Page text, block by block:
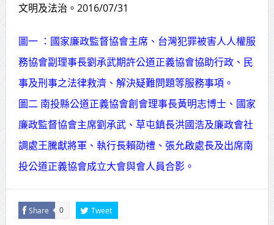
文明及法治。2016/07/31
圖一 ：國家廉政監督協會主席、台灣犯罪被害人人權服
務協會副理事長劉承武期許公道正義協會協助行政、民
事及刑事之法律救濟、解決疑難問題等服務事項。
圖二 南投縣公道正義協會創會理事長黃明志博士、國家
廉政監督協會主席劉承武、草屯鎮長洪國浩及廉政會社
調處王騰獻將軍、執行長賴劭禮、張允啟處長及出席南
投公道正義協會成立大會與會人員合影。
Share 0 Tweet